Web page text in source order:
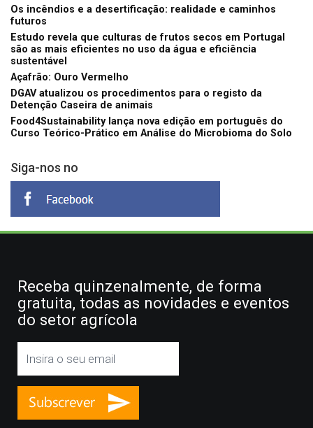
Os incêndios e a desertificação: realidade e caminhos
futuros
Estudo revela que culturas de frutos secos em Portugal
são as mais eficientes no uso da água e eficiência
sustentável
Açafrão: Ouro Vermelho
DGAV atualizou os procedimentos para o registo da
Detenção Caseira de animais
Food4Sustainability lança nova edição em português do
Curso Teórico-Prático em Análise do Microbioma do Solo
Siga-nos no
Receba quinzenalmente, de forma
gratuita, todas as novidades e eventos
do setor agrícola